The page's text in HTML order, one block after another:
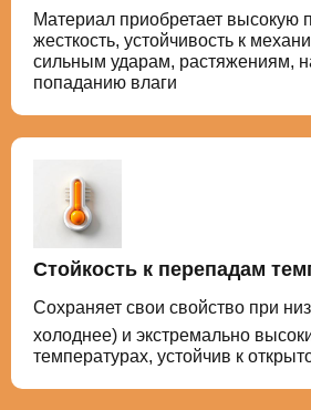
Материал приобретает высокую
жесткость, устойчивость к
сильным ударам, растяжениям,
попаданию влаги
Стойкость к перепадам
Сохраняет свои свойство при
холоднее) и экстремально
температурах, устойчив к